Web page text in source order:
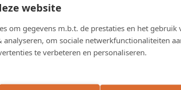
website
om gegevens m.b.t. de prestaties en het gebruik
analyseren, om sociale netwerkfunctionaliteiten
te verbeteren en personaliseren.
vrijdagavond 16 oktober tot en met zondag 18
afrittencomplex 6 Willebroek-Zuid.
16 oktober tot en met zondag 18